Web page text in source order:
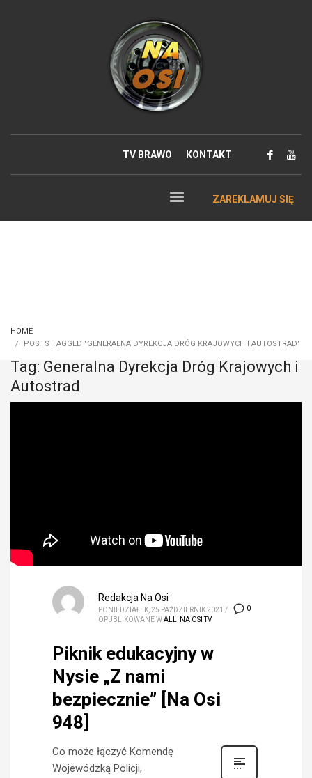
TV BRAWO KONTAKT
ZAREKLAMUJ SIĘ
HOME
POSTS TAGGED "GENERALNA DYREKCJA DRÓG KRAJOWYCH I AUTOSTRAD"
Tag: Generalna Dyrekcja Dróg Krajowych i
Autostrad
0
Redakcja Na Osi
PONIEDZIAŁEK, 25 PAŹDZIERNIK 2021 /
OPUBLIKOWANE WALL, NA OSI TV
Piknik edukacyjny w
Nysie „Z nami
bezpiecznie” [Na Osi
948]
Co może łączyć Komendę
Wojewódzką Policji,